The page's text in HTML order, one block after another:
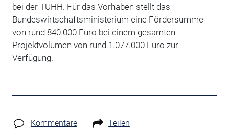
bei der TUHH. Für das Vorhaben stellt das
Bundeswirtschaftsministerium eine Fördersumme
von rund 840.000 Euro bei einem gesamten
Projektvolumen von rund 1.077.000 Euro zur
Verfügung.
Kommentare Teilen